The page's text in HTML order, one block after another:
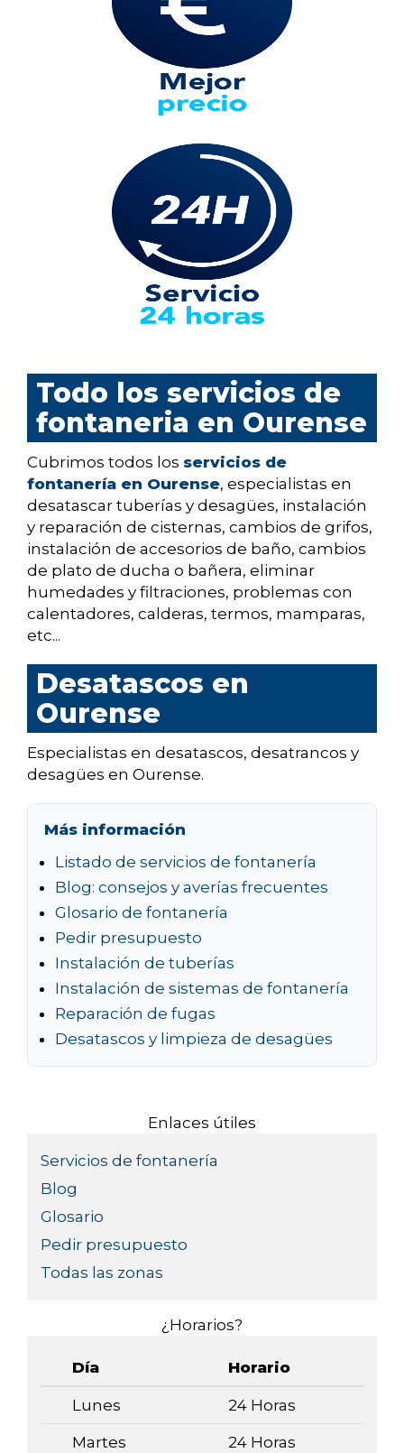
Todo los servicios de
fontaneria en Ourense
Cubrimos todos los servicios de
fontanería en Ourense, especialistas en
desatascar tuberías y desagües, instalación
y reparación de cisternas, cambios de grifos,
instalación de accesorios de baño, cambios
de plato de ducha o bañera, eliminar
humedades y filtraciones, problemas con
calentadores, calderas, termos, mamparas,
etc...
Desatascos en
Ourense
Especialistas en desatascos, desatrancos y
desagües en Ourense.
Más información
Listado de servicios de fontanería
Blog: consejos y averías frecuentes
Glosario de fontanería
Pedir presupuesto
Instalación de tuberías
Instalación de sistemas de fontanería
Reparación de fugas
Desatascos y limpieza de desagües
Enlaces útiles
Servicios de fontanería
Blog
Glosario
Pedir presupuesto
Todas las zonas
¿Horarios?
Día Horario
Lunes 24 Horas
Martes 24 Horas